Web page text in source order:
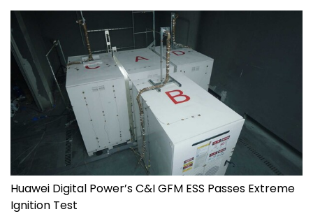
Huawei Digital Power’s C&I GFM ESS Passes Extreme
Ignition Test